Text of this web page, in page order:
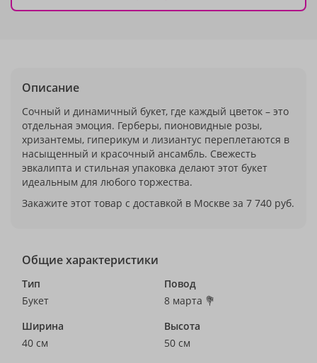
Описание
Сочный и динамичный букет, где каждый цветок – это
отдельная эмоция. Герберы, пионовидные розы,
хризантемы, гиперикум и лизиантус переплетаются в
насыщенный и красочный ансамбль. Свежесть
эвкалипта и стильная упаковка делают этот букет
идеальным для любого торжества.
Закажите этот товар с доставкой в Москве за 7 740 руб.
Общие характеристики
Тип
Букет
Повод
8 марта 💐
Ширина
40 см
Высота
50 см